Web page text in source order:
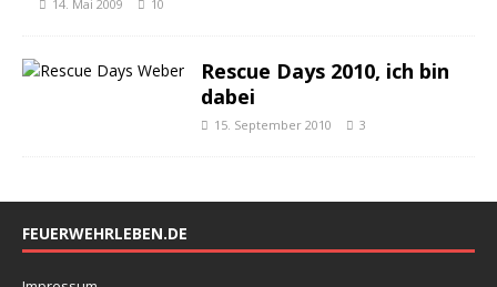
14. Mai 2009 10
Rescue Days 2010, ich bin
dabei
15. September 2010 3
FEUERWEHRLEBEN.DE